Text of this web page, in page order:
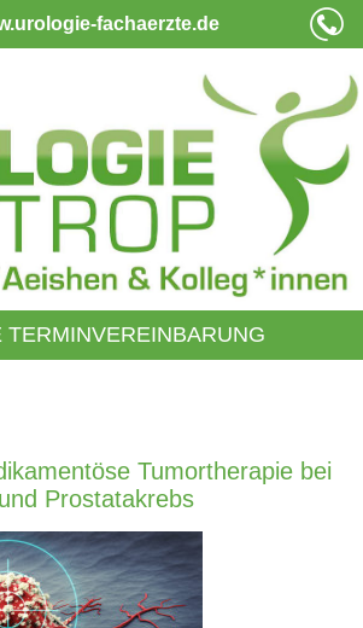
fachaerzte.de
TERMINVEREINBARUNG
Tumortherapie bei
Prostatakrebs